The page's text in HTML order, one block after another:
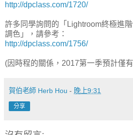
http://dpclass.com/1720/
許多同學詢問的「Lightroom終極進
調色」，請參考：
http://dpclass.com/1756/
(因時程的關係，2017第一季預計僅
賀伯老師 Herb Hou - 晚上9:31
分享